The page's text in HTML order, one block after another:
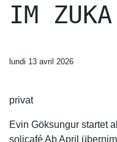
IM
lundi 13 avril 2026
privat
Evin Göksungur startet
solicafé Ab April